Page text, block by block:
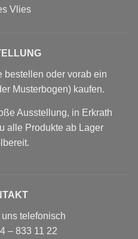
Vlies
bestellen oder vorab ein
Musterbogen) kaufen.
Ausstellung, in Erkrath
alle Produkte ab Lager
telefonisch
– 833 11 22